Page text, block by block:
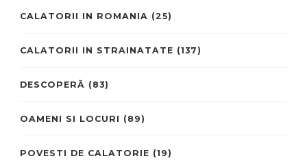
CALATORII IN ROMANIA (25)
CALATORII IN STRAINATATE (137)
DESCOPERĂ (83)
OAMENI SI LOCURI (89)
POVESTI DE CALATORIE (19)